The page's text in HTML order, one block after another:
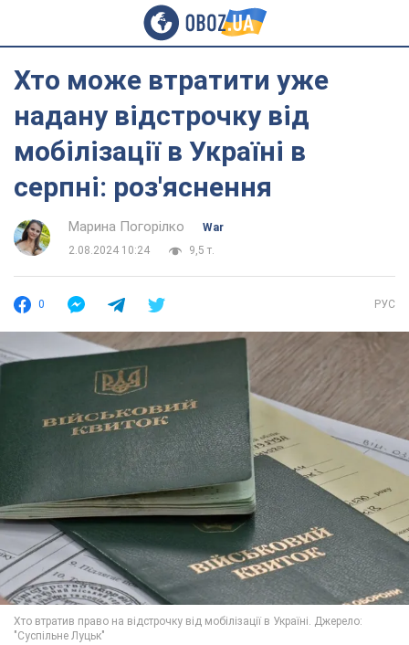
Хто може втратити уже
надану відстрочку від
мобілізації в Україні в
серпні: роз'яснення
Марина Погорілко
War
2.08.2024 10:24
9,5 т.
0 РУС